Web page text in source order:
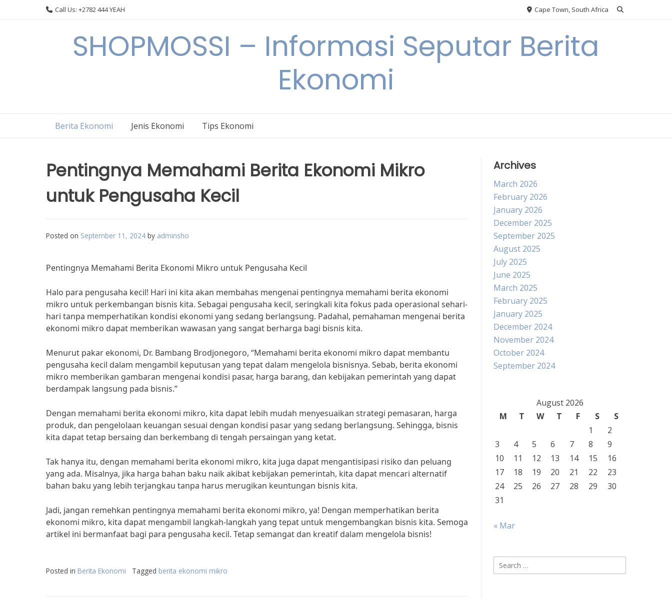
Call Us: +2782 444 YEAH Cape Town, South Africa
SHOPMOSSI – Informasi Seputar Berita
Ekonomi
Berita Ekonomi Jenis Ekonomi Tips Ekonomi
Pentingnya Memahami Berita Ekonomi Mikro
untuk Pengusaha Kecil
Posted on September 11, 2024 by adminsho
Pentingnya Memahami Berita Ekonomi Mikro untuk Pengusaha Kecil
Halo para pengusaha kecil! Hari ini kita akan membahas mengenai pentingnya memahami berita ekonomi
mikro untuk perkembangan bisnis kita. Sebagai pengusaha kecil, seringkali kita fokus pada operasional sehari-
hari tanpa memperhatikan kondisi ekonomi yang sedang berlangsung. Padahal, pemahaman mengenai berita
ekonomi mikro dapat memberikan wawasan yang sangat berharga bagi bisnis kita.
Menurut pakar ekonomi, Dr. Bambang Brodjonegoro, “Memahami berita ekonomi mikro dapat membantu
pengusaha kecil dalam mengambil keputusan yang tepat dalam mengelola bisnisnya. Sebab, berita ekonomi
mikro memberikan gambaran mengenai kondisi pasar, harga barang, dan kebijakan pemerintah yang dapat
berdampak langsung pada bisnis.”
Dengan memahami berita ekonomi mikro, kita dapat lebih mudah menyesuaikan strategi pemasaran, harga
produk, dan pengelolaan keuangan sesuai dengan kondisi pasar yang sedang berlangsung. Sehingga, bisnis
kita dapat tetap bersaing dan berkembang di tengah persaingan yang ketat.
Tak hanya itu, dengan memahami berita ekonomi mikro, kita juga dapat mengantisipasi risiko dan peluang
yang ada. Misalnya, jika harga bahan baku naik akibat kebijakan pemerintah, kita dapat mencari alternatif
bahan baku yang lebih terjangkau tanpa harus merugikan keuntungan bisnis kita.
Jadi, jangan remehkan pentingnya memahami berita ekonomi mikro, ya! Dengan memperhatikan berita
ekonomi mikro, kita dapat mengambil langkah-langkah yang tepat untuk mengembangkan bisnis kita. Semoga
artikel ini bermanfaat bagi para pengusaha kecil. Tetap semangat dan kreatif dalam mengelola bisnis!
Posted in Berita Ekonomi Tagged berita ekonomi mikro
Archives
March 2026
February 2026
January 2026
December 2025
September 2025
August 2025
July 2025
June 2025
March 2025
February 2025
January 2025
December 2024
November 2024
October 2024
September 2024
August 2026
M
T W T F S
S
1
2
3
4 5 6 7 8
9
10
11 12 13 14 15
16
17
18 19 20 21 22
23
24
25 26 27 28 29
30
31
« Mar
Search
for: